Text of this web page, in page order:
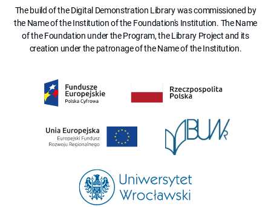
The build of the Digital Demonstration Library was commissioned by
the Name of the Institution of the Foundation's Institution. The Name
of the Foundation under the Program, the Library Project and its
creation under the patronage of the Name of the Institution.